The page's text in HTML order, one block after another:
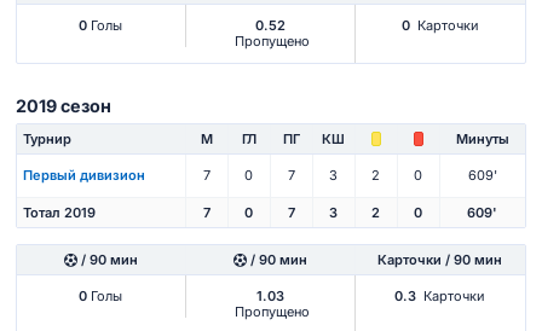
0 Голы
0.52
Пропущено
0 Карточки
2019 сезон
Турнир М ГЛ ПГ КШ Минуты
Первый дивизион 7 0 7 3 2 0 609'
Тотал 2019 7 0 7 3 2 0 609'
/ 90 мин / 90 мин Карточки / 90 мин
0 Голы
1.03
Пропущено
0.3 Карточки